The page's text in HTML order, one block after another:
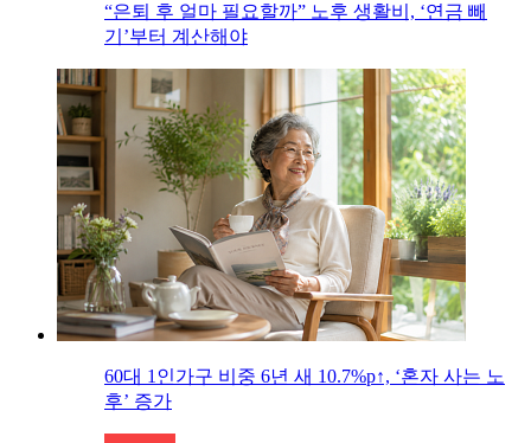
“은퇴 후 얼마 필요할까” 노후 생활비, ‘연금 빼
기’부터 계산해야
60대 1인가구 비중 6년 새 10.7%p↑, ‘혼자 사는 노
후’ 증가